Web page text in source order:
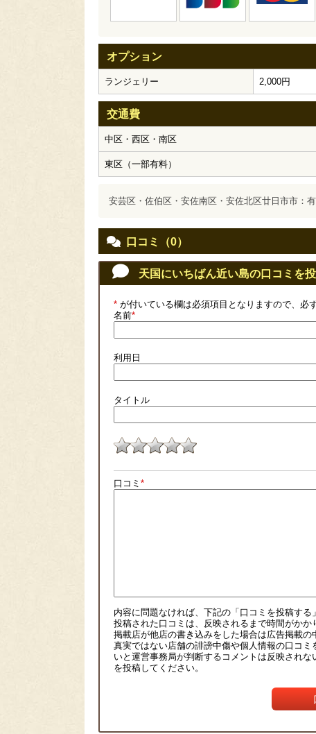
オプション
ランジェリー 2,000円
交通費
中区・西区・南区
東区（一部有料）
安芸区・佐伯区・安佐南区・安佐北区廿日市市：
口コミ（0）
天国にいちばん近い島の口コミを
* が付いている欄は必須項目となりますので、必
名前*
利用日
タイトル
口コミ *
内容に問題なければ、下記の「口コミを投稿する
投稿された口コミは、反映されるまで時間がかか
掲載店が他店の書き込みをした場合は広告掲載の
真実ではない店舗の誹謗中傷や個人情報の口コ
いと運営事務局が判断するコメントは反映され
を投稿してください。